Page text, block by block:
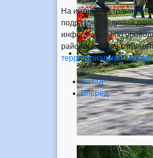
На интернет-странице
подраздел «Единый
информацией по
района, а также с
территориальной
Назад
Вперед